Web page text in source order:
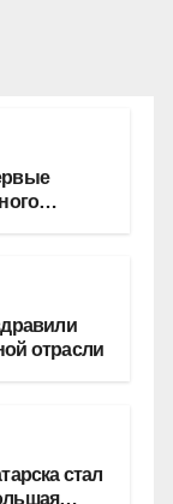
отрасли
стал